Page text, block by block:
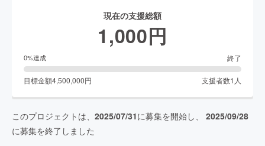
現在の支援総額
1,000円
0%達成 終了
目標金額4,500,000円 支援者数1 人
このプロジェクトは、 2025/07/31に募集を開始し、 2025/09/28
に募集を終了しました